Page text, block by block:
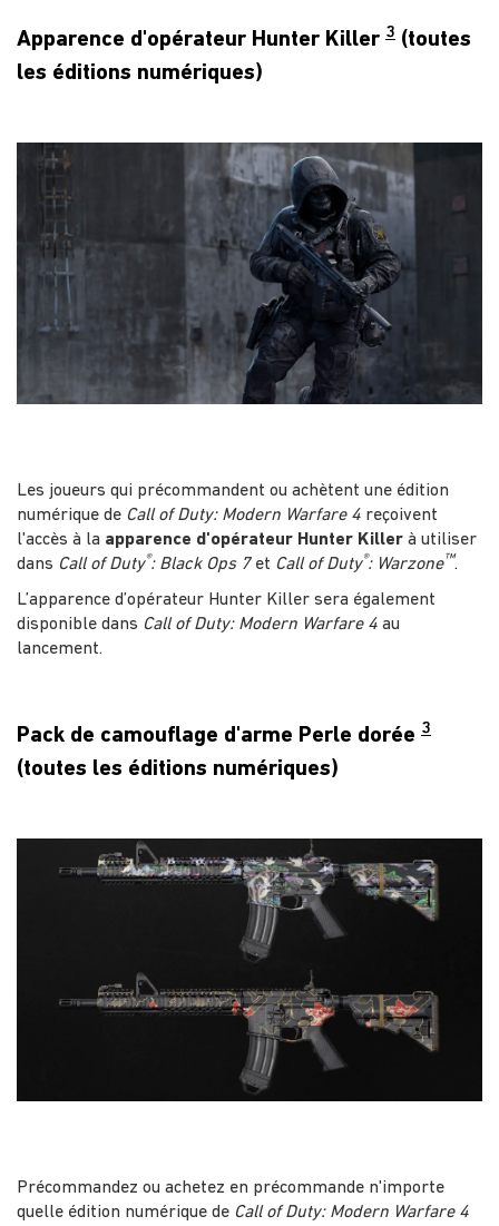
Apparence d'opérateur Hunter Killer 3 (toutes
les éditions numériques)
Les joueurs qui précommandent ou achètent une édition
numérique de Call of Duty: Modern Warfare 4 reçoivent
l'accès à la apparence d'opérateur Hunter Killer à utiliser
dans Call of Duty®: Black Ops 7et Call of Duty®: Warzone™.
L’apparence d’opérateur Hunter Killer sera également
disponible dans Call of Duty: Modern Warfare 4 au
lancement.
Pack de camouflage d'arme Perle dorée 3
(toutes les éditions numériques)
Précommandez ou achetez en précommande n'importe
quelle édition numérique de Call of Duty: Modern Warfare 4